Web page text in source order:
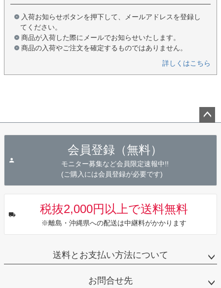
入荷お知らせボタンを押下して、メールアドレスを登録し
てください。
商品が入荷した際にメールでお知らせいたします。
商品の入荷やご注文を確定するものではありません。
詳しくはこちら
会員登録（無料）
モニター募集など会員限定速報中!!
(ご購入には会員登録が必要です)
税抜2,000円以上で送料無料
※離島・沖縄県への配送は中継料がかかります
送料とお支払い方法について
お問合せ先